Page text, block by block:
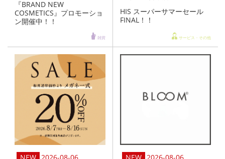
『BRAND NEW
COSMETICS』プロモーショ
ン開催中！！
雑貨
HIS スーパーサマーセール
FINAL！！
サービス・その他